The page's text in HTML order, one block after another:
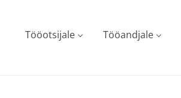
Tööotsijale Tööandjale